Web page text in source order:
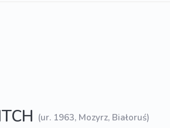
(ur. 1963, Mozyrz, Białoruś)